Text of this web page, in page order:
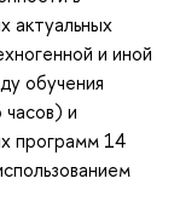
актуальных
и иной
обучения
часов) и
программ 14